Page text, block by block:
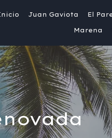
Juan Gaviota El
Marena